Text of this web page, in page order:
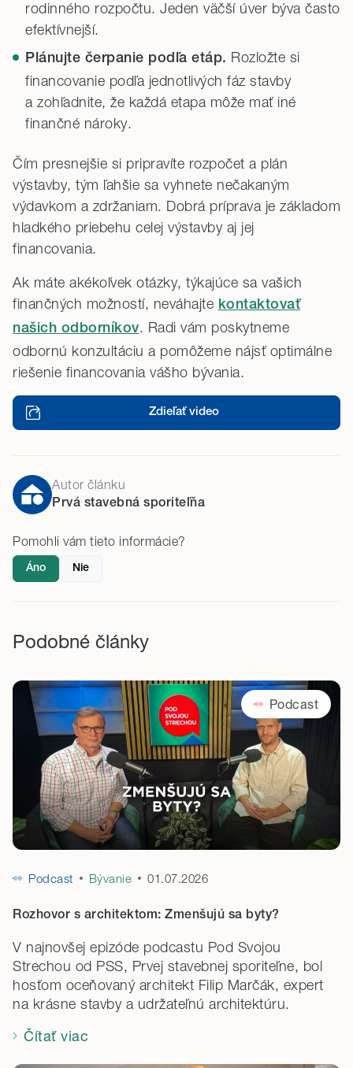
rodinného rozpočtu. Jeden väčší úver býva často
efektívnejší.
Plánujte čerpanie podľa etáp. Rozložte si
financovanie podľa jednotlivých fáz stavby
a zohľadnite, že každá etapa môže mať iné
finančné nároky.
Čím presnejšie si pripravíte rozpočet a plán
výstavby, tým ľahšie sa vyhnete nečakaným
výdavkom a zdržaniam. Dobrá príprava je základom
hladkého priebehu celej výstavby aj jej
financovania.
Ak máte akékoľvek otázky, týkajúce sa vašich
finančných možností, neváhajte kontaktovať
našich odborníkov. Radi vám poskytneme
odbornú konzultáciu a pomôžeme nájsť optimálne
riešenie financovania vášho bývania.
Zdieľať video
Autor článku
Prvá stavebná sporiteľňa
Pomohli vám tieto informácie?
Áno Nie
Podobné články
Podcast
Podcast Bývanie 01.07.2026
Rozhovor s architektom: Zmenšujú sa byty?
V najnovšej epizóde podcastu Pod Svojou
Strechou od PSS, Prvej stavebnej sporiteľne, bol
hosťom oceňovaný architekt Filip Marčák, expert
na krásne stavby a udržateľnú architektúru.
Čítať viac